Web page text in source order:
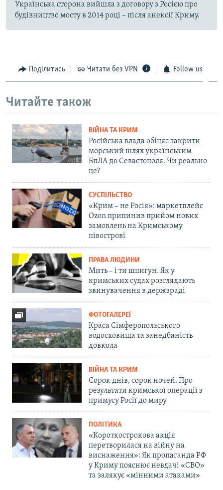
Українська сторона вийшла з договору з Росією про
будівництво мосту в 2014 році – після анексії Криму.
Поділитись Читати без VPN Follow us
Читайте також
ВІЙНА ТА КРИМ
Російська влада обіцяє закрити
морський шлях українським
БпЛА до Севастополя. Чи реально
це?
СУСПІЛЬСТВО
«Крим – не Росія»: маркетплейс
Ozon припинив прийом нових
замовлень на Кримському
півострові
ПРАВА ЛЮДИНИ
Мить – і ти шпигун. Як у
кримських судах розглядають
звинувачення в держзраді
ФОТОГАЛЕРЕЇ
Краса Сімферопольського
водосховища та занедбаність
довкола
ВІЙНА ТА КРИМ
Сорок днів, сорок ночей. Про
результати кримської операції з
примусу Росії до миру
ПОЛІТИКА
«Короткострокова акція
перетворилася на війну на
виснаження»: Як пропаганда РФ
у Криму пояснює невдачі «СВО»
та залякує «мінними атаками»